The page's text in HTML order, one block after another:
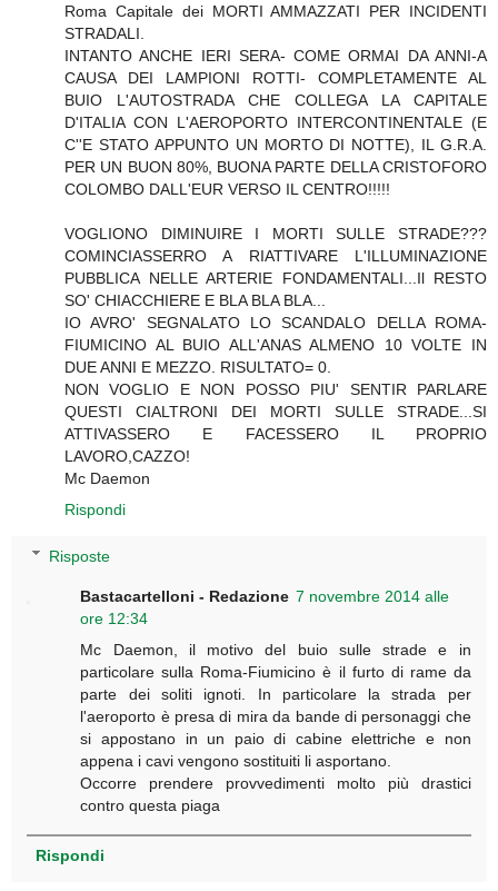
Roma Capitale dei MORTI AMMAZZATI PER INCIDENTI
STRADALI.
INTANTO ANCHE IERI SERA- COME ORMAI DA ANNI-A
CAUSA DEI LAMPIONI ROTTI- COMPLETAMENTE AL
BUIO L'AUTOSTRADA CHE COLLEGA LA CAPITALE
D'ITALIA CON L'AEROPORTO INTERCONTINENTALE (E
C''E STATO APPUNTO UN MORTO DI NOTTE), IL G.R.A.
PER UN BUON 80%, BUONA PARTE DELLA CRISTOFORO
COLOMBO DALL'EUR VERSO IL CENTRO!!!!!
VOGLIONO DIMINUIRE I MORTI SULLE STRADE???
COMINCIASSERRO A RIATTIVARE L'ILLUMINAZIONE
PUBBLICA NELLE ARTERIE FONDAMENTALI...Il RESTO
SO' CHIACCHIERE E BLA BLA BLA...
IO AVRO' SEGNALATO LO SCANDALO DELLA ROMA-
FIUMICINO AL BUIO ALL'ANAS ALMENO 10 VOLTE IN
DUE ANNI E MEZZO. RISULTATO= 0.
NON VOGLIO E NON POSSO PIU' SENTIR PARLARE
QUESTI CIALTRONI DEI MORTI SULLE STRADE...SI
ATTIVASSERO E FACESSERO IL PROPRIO
LAVORO,CAZZO!
Mc Daemon
Rispondi
Risposte
Bastacartelloni - Redazione 7 novembre 2014 alle
ore 12:34
Mc Daemon, il motivo del buio sulle strade e in
particolare sulla Roma-Fiumicino è il furto di rame da
parte dei soliti ignoti. In particolare la strada per
l'aeroporto è presa di mira da bande di personaggi che
si appostano in un paio di cabine elettriche e non
appena i cavi vengono sostituiti li asportano.
Occorre prendere provvedimenti molto più drastici
contro questa piaga
Rispondi